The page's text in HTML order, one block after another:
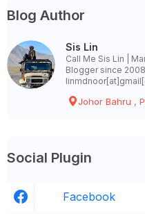
Blog Author
Sis Lin
Call Me Sis Lin |
Blogger since 2008
Johor Bahru ,
Social Plugin
Facebook